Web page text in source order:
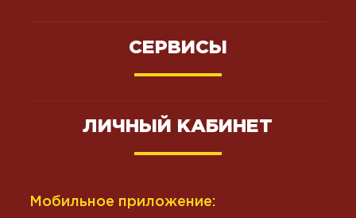
СЕРВИСЫ
ЛИЧНЫЙ КАБИНЕТ
Мобильное приложение: